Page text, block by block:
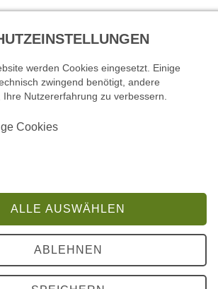
Sachgebietes
gem. Art. 13 der EU
werden Cookies eingesetzt. Einige
zwingend benötigt, andere
Nutzererfahrung zu verbessern.
Cookies
ALLE AUSWÄHLEN
ABLEHNEN